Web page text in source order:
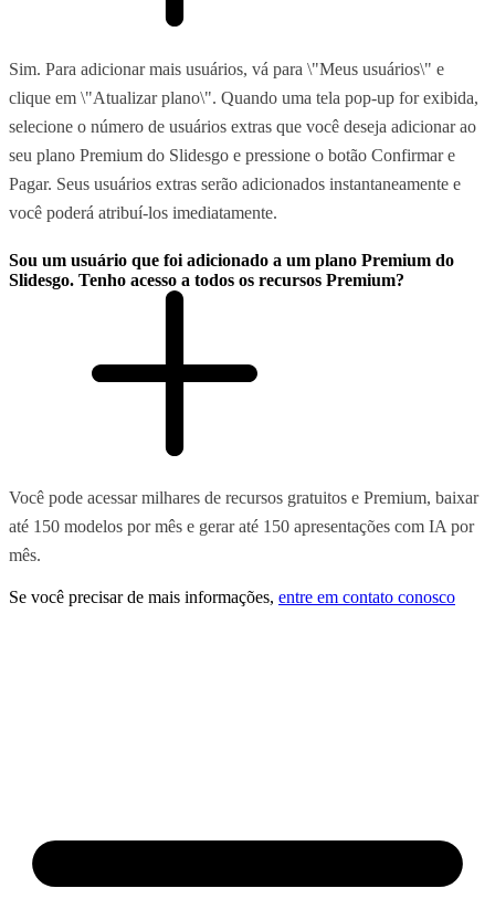
Sim. Para adicionar mais usuários, vá para \"Meus usuários\" e
clique em \"Atualizar plano\". Quando uma tela pop-up for exibida,
selecione o número de usuários extras que você deseja adicionar ao
seu plano Premium do Slidesgo e pressione o botão Confirmar e
Pagar. Seus usuários extras serão adicionados instantaneamente e
você poderá atribuí-los imediatamente.
Sou um usuário que foi adicionado a um plano Premium do
Slidesgo. Tenho acesso a todos os recursos Premium?
Você pode acessar milhares de recursos gratuitos e Premium, baixar
até 150 modelos por mês e gerar até 150 apresentações com IA por
mês.
Se você precisar de mais informações, entre em contato conosco